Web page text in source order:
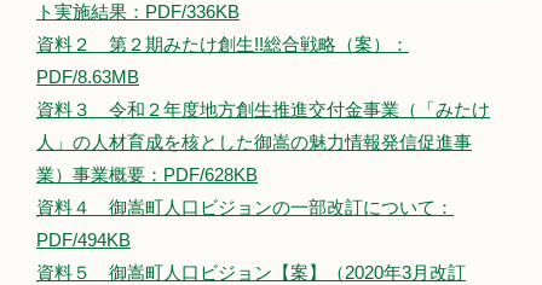
ト実施結果：PDF/336KB
資料２ 第２期みたけ創生!!総合戦略（案）：
PDF/8.63MB
資料３ 令和２年度地方創生推進交付金事業（「みたけ
人」の人材育成を核とした御嵩の魅力情報発信促進事
業）事業概要：PDF/628KB
資料４ 御嵩町人口ビジョンの一部改訂について：
PDF/494KB
資料５ 御嵩町人口ビジョン【案】（2020年3月改訂